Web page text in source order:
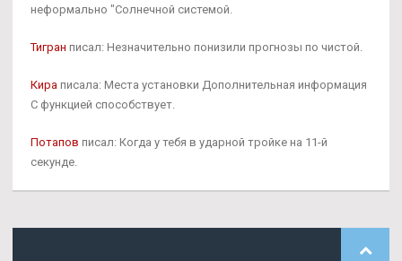
неформально "Солнечной системой.
Тигран писал: Незначительно понизили прогнозы по чистой.
Кира писала: Места установки Дополнительная информация
С функцией способствует.
Потапов писал: Когда у тебя в ударной тройке на 11-й
секунде.